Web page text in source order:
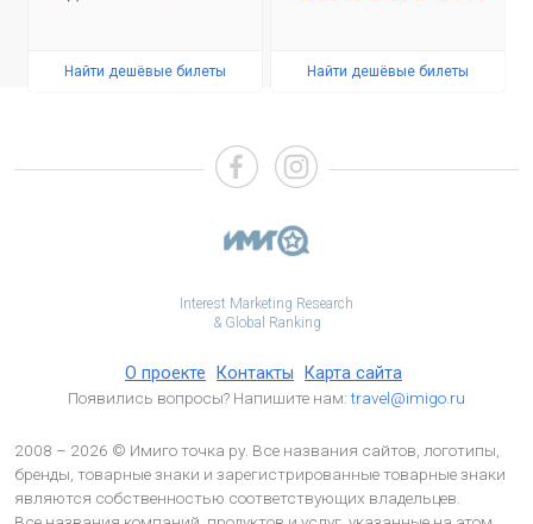
Найти дешёвые билеты Найти дешёвые билеты
Interest Marketing Research
& Global Ranking
О проекте Контакты Карта сайта
Появились вопросы? Напишите нам:travel@imigo.ru
2008 – 2026 © Имиго точка ру. Все названия сайтов, логотипы,
бренды, товарные знаки и зарегистрированные товарные знаки
являются собственностью соответствующих владельцев.